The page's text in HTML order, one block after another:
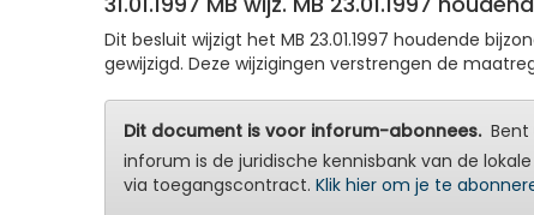
Dit besluit wijzigt het MB 23.01.1997 houdende
gewijzigd. Deze wijzigingen verstrengen de
Dit document is voor inforum-abonnees.Bent
inforum is de juridische kennisbank van de
via toegangscontract. Klik hier om je te